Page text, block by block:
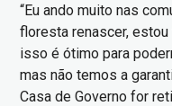
“Eu ando muito nas
floresta renascer,
isso é ótimo para
mas não temos a
Casa de Governo for